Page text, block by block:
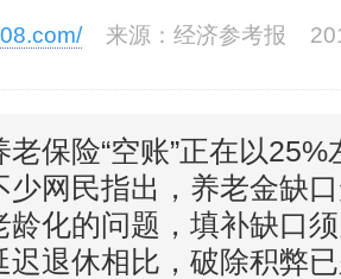
来源：经济参考报
老保险“空账”正在以
少网民指出，养老金缺
龄化的问题，填补缺口
迟退休相比，破除积弊